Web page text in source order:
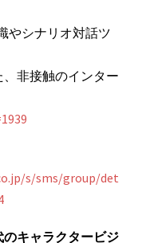
やシナリオ対話ツ
非接触のインター
s/sms/group/det
キャラクタービジ